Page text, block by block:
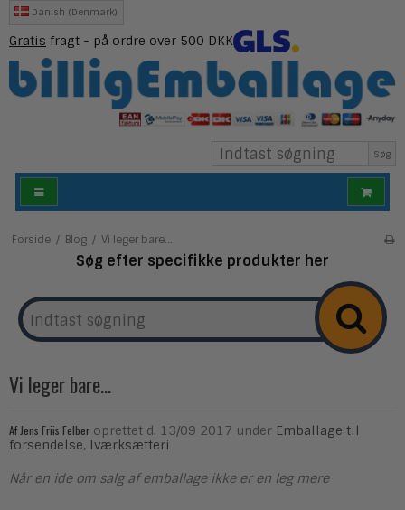
Danish (Denmark)
Gratis fragt - på ordre over 500 DKK
Søg
Forside / Blog / Vi leger bare...
Søg efter specifikke produkter her
Vi leger bare...
AfJens Friis Felber oprettet d. 13/09 2017 under Emballage til
forsendelse, Iværksætteri
Når en ide om salg af emballage ikke er en leg mere